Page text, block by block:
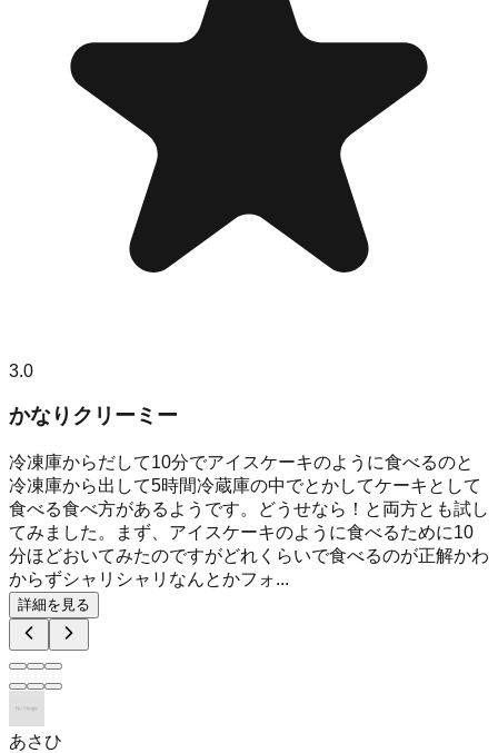
3.0
かなりクリーミー
冷凍庫からだして10分でアイスケーキのように食べるのと
冷凍庫から出して5時間冷蔵庫の中でとかしてケーキとして
食べる食べ方があるようです。どうせなら！と両方とも試し
てみました。まず、アイスケーキのように食べるために10
分ほどおいてみたのですがどれくらいで食べるのが正解かわ
からずシャリシャリなんとかフォ...
詳細を見る
あさひ